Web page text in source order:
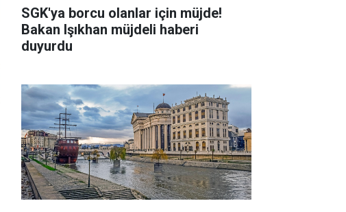
SGK'ya borcu olanlar için müjde!
Bakan Işıkhan müjdeli haberi
duyurdu